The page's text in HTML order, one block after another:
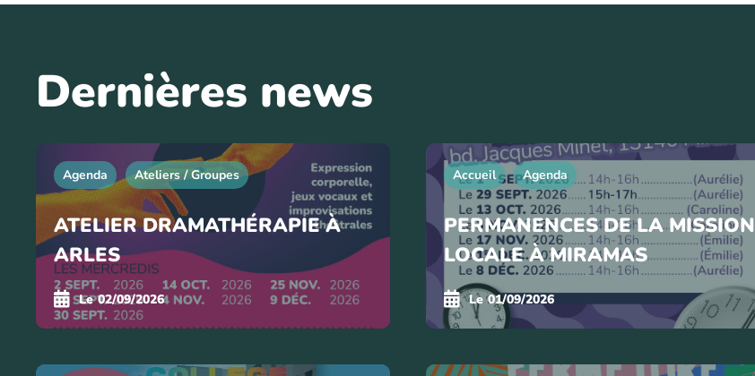
Dernières news
Agenda Ateliers / Groupes
ATELIER DRAMATHÉRAPIE À
ARLES
Le 02/09/2026
Accueil Agenda
PERMANENCES DE LA MISSION
LOCALE À MIRAMAS
Le 01/09/2026